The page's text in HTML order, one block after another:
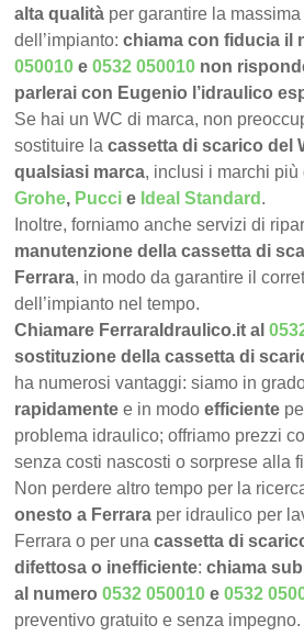
alta qualità per garantire la
dell’impianto:chiama con fiducia il
050010 e0532 050010 non
parlerai con Eugenio l’idraulico
Se hai un WC di marca, non
sostituire lacassetta di scarico del
qualsiasi marca, inclusi i marchi
Grohe, Pucci e Ideal Standard .
Inoltre, forniamo anche servizi di
manutenzione della cassetta di
Ferrara, in modo da garantire il
dell’impianto nel tempo.
Chiamare FerraraIdraulico.it al
sostituzione della cassetta di
ha numerosi vantaggi: siamo in
rapidamente e in modoefficiente
problema idraulico; offriamo prezzi
senza costi nascosti o sorprese alla
Non perdere altro tempo per la
onesto a Ferrara per idraulico per
Ferrara o per unacassetta di
difettosa o inefficiente:chiama
al numero0532 050010 e0532
preventivo gratuito e senza